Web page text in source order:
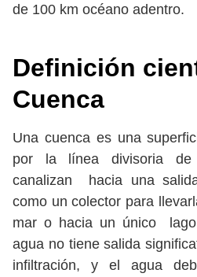
de 100 km océano adentro.
Definición
Cuenca
Una cuenca es una
por la línea divisoria
canalizan hacia una
como un colector para
mar o hacia un único
agua no tiene salida
infiltración, y el agua